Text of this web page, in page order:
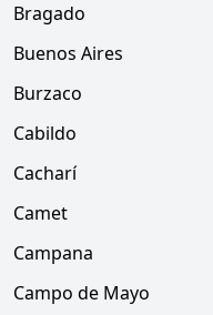
Bragado
Buenos Aires
Burzaco
Cabildo
Cacharí
Camet
Campana
Campo de Mayo